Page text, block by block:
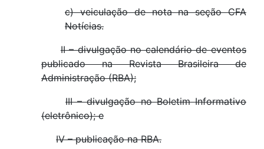
c) veiculação de nota na seção CFA
Notícias.
II – divulgação no calendário de eventos
publicado na Revista Brasileira de
Administração (RBA);
III – divulgação no Boletim Informativo
(eletrônico); e
IV – publicação na RBA.